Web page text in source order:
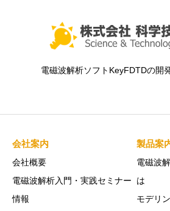
電磁波解析ソフトKeyFDTDの開
会社案内
会社概要
電磁波解析入門・実践セミナー
情報
製品案
電磁波
は
モデリ